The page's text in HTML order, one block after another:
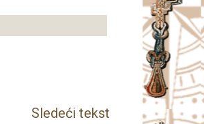
Sledeći tekst